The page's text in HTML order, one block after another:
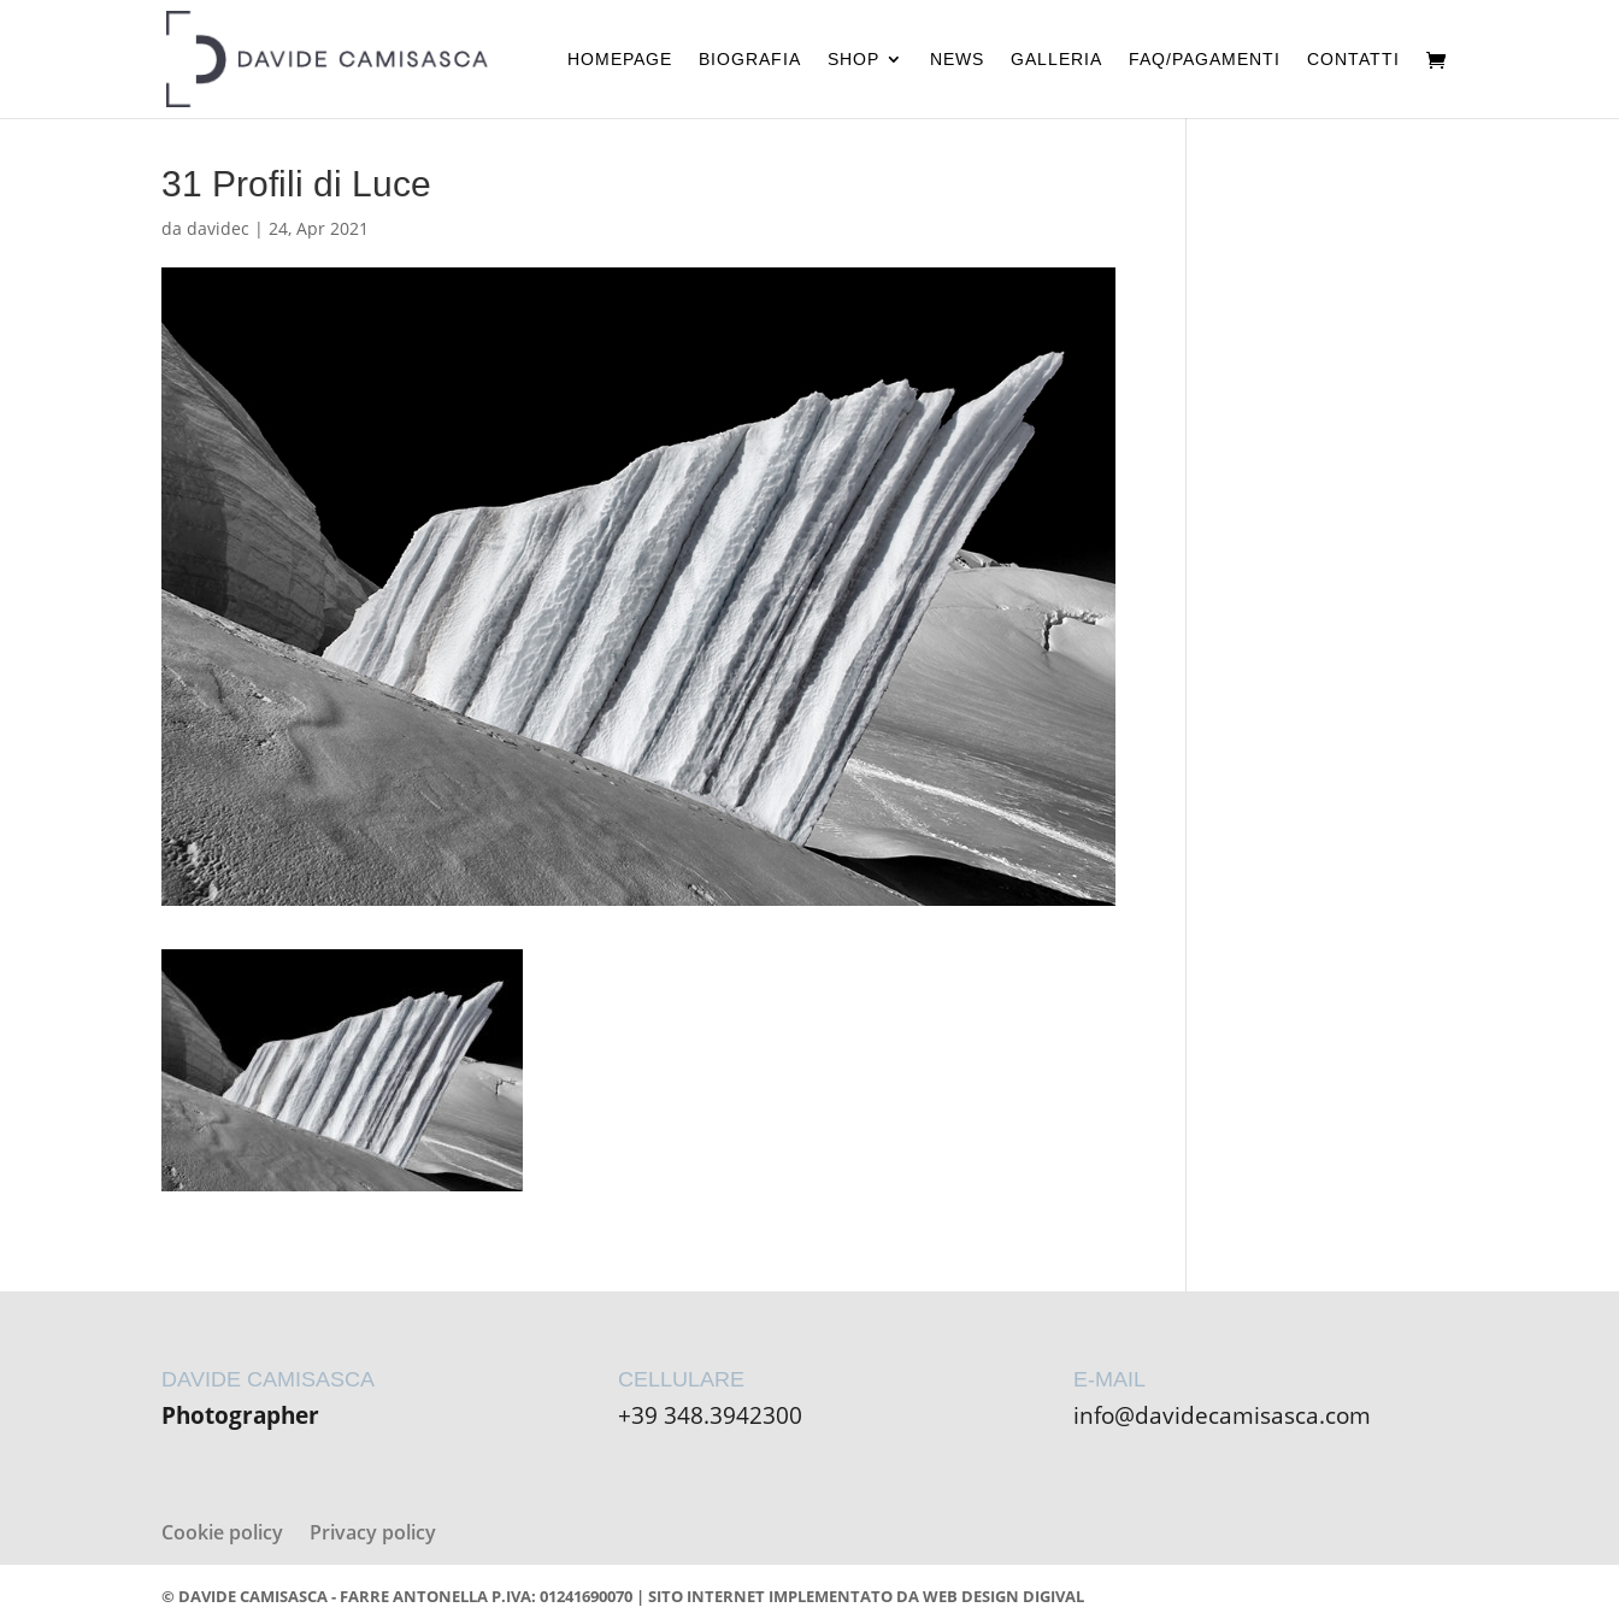
HOMEPAGE BIOGRAFIA SHOP NEWS GALLERIA FAQ/PAGAMENTI CONTATTI
31 Profili di Luce
dadavidec |24, Apr 2021
DAVIDE CAMISASCA
Photographer
CELLULARE
+39 348.3942300
E-MAIL
info@davidecamisasca.com
Cookie policy Privacy policy
© DAVIDE CAMISASCA - FARRE ANTONELLA P.IVA: 01241690070 | SITO INTERNET IMPLEMENTATO DAWEB DESIGN DIGIVAL